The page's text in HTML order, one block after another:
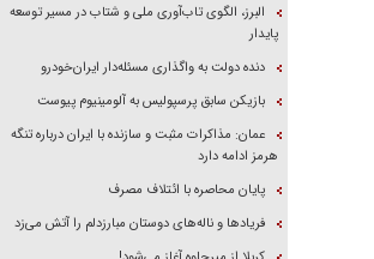
البرز، الگوی تاب‌آوری ملی و شتاب در مسیر توسعه
پایدار
دنده دولت به واگذاری مسئله‌دار ایران‌خودرو
بازیکن سابق پرسپولیس به آلومینیوم پیوست
عمان: مذاکرات مثبت و سازنده با ایران درباره تنگه
هرمز ادامه دارد
پایان محاصره با ائتلاف مصرف
فریاد‌ها و ناله‌های دوستان مبارزدلم را آتش می‌زد